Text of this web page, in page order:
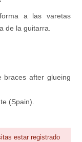
a las varetas
de la guitarra.
after glueing
(Spain).
estar registrado